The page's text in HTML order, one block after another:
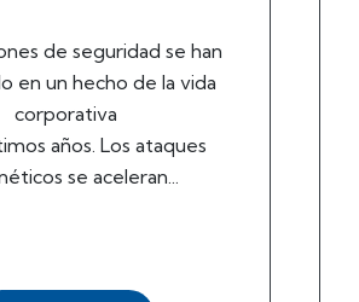
de seguridad se han
en un hecho de la vida
corporativa
años. Los ataques
se aceleran...